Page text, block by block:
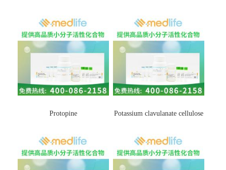
Protopine Potassium clavulanate cellulose